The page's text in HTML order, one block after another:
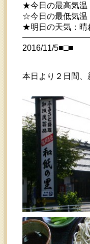
★今日の最高気
☆今日の最低気
★明日の天気：晴
2016/11/5■□■
本日より２日間、